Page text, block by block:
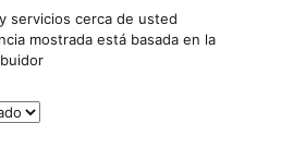
servicios cerca de usted
mostrada está basada en la